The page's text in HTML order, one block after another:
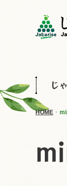
じ
HOME